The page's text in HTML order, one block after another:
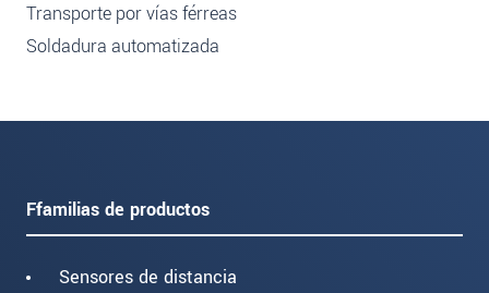
Transporte por vías férreas
Soldadura automatizada
Ffamilias de productos
Sensores de distancia